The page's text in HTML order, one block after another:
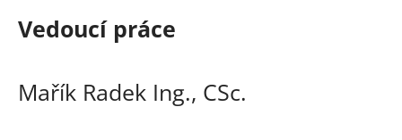
Vedoucí práce
Mařík Radek Ing., CSc.